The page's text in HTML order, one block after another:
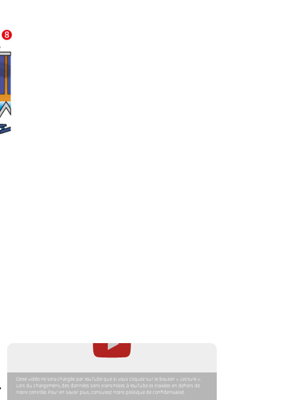
Cette vidéo ne sera chargée par YouTube que si vous cliquez sur le bouton « Lecture ».
Lors du chargement, des données sont transmises à YouTube et traitées en dehors de
notre contrôle. Pour en savoir plus, consultez notre politique de confidentialité.